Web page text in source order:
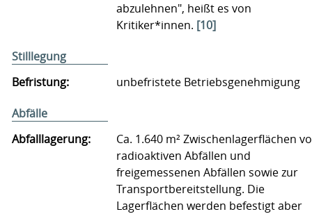
abzulehnen", heißt es von
Kritiker*innen. [10]
Stilllegung
Befristung:
unbefristete Betriebsgenehmigung
Abfälle
Abfalllagerung:
Ca. 1.640 m² Zwischenlagerflächen
radioaktiven Abfällen und
freigemessenen Abfällen sowie zur
Transportbereitstellung. Die
Lagerflächen werden befestigt aber